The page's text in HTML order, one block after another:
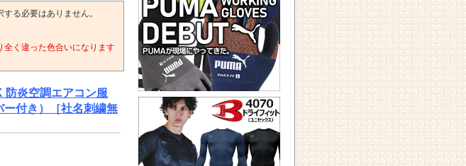
る必要はありません。
全く違った色合いになります
防炎空調エアコン服
ー付き）［社名刺繍無